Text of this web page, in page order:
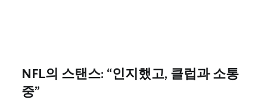
NFL의 스탠스: “인지했고, 클럽과 소통
중”